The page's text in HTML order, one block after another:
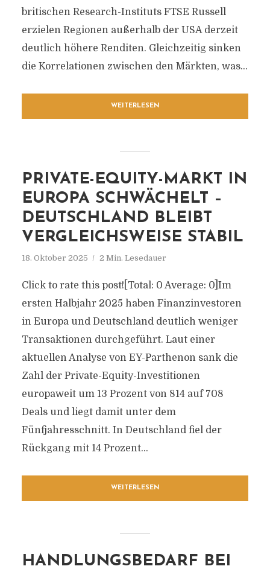
britischen Research-Instituts FTSE Russell
erzielen Regionen außerhalb der USA derzeit
deutlich höhere Renditen. Gleichzeitig sinken
die Korrelationen zwischen den Märkten, was...
WEITERLESEN
PRIVATE-EQUITY-MARKT IN
EUROPA SCHWÄCHELT –
DEUTSCHLAND BLEIBT
VERGLEICHSWEISE STABIL
18. Oktober 2025 2 Min. Lesedauer
Click to rate this post![Total: 0 Average: 0]Im
ersten Halbjahr 2025 haben Finanzinvestoren
in Europa und Deutschland deutlich weniger
Transaktionen durchgeführt. Laut einer
aktuellen Analyse von EY-Parthenon sank die
Zahl der Private-Equity-Investitionen
europaweit um 13 Prozent von 814 auf 708
Deals und liegt damit unter dem
Fünfjahresschnitt. In Deutschland fiel der
Rückgang mit 14 Prozent...
WEITERLESEN
HANDLUNGSBEDARF BEI